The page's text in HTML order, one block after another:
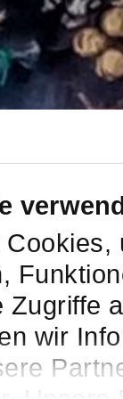
Zugriffe
wir